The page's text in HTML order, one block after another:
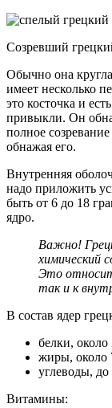
Созревший
Обычно она
имеет несколько
это косточка и есть
привыкли. Он
полное
обнажая его.
Внутренняя
надо приложить
быть от 6 до 18
ядро.
Важно!
химический
Это
так и к
В состав ядер
белки, около
жиры, около
углеводы, до
Витамины: